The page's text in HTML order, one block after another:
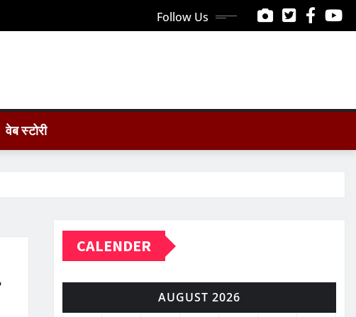
Follow Us
वेब स्टोरी
CALENDER
AUGUST 2026